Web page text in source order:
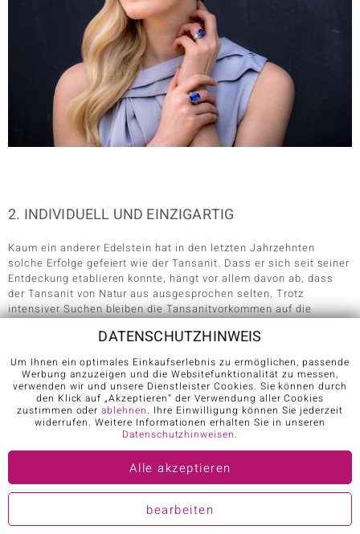
2. INDIVIDUELL UND EINZIGARTIG
Kaum ein anderer Edelstein hat in den letzten Jahrzehnten
solche Erfolge gefeiert wie der Tansanit. Dass er sich seit seiner
Entdeckung etablieren konnte, hängt vor allem davon ab, dass
der Tansanit von Natur aus ausgesprochen selten. Trotz
intensiver Suchen bleiben die Tansanitvorkommen auf die
Vorkommen, dessen Vorräte bereits heutzutage nahezu
erschöpft sind. Aus diesem Grund wird schon in den nächsten 20
Jahren mit dem Versiegen der Tansanitvorkommen gerechnet.
Kein Wunder, dass Schmuck mit Tansanit so populär ist: Denn
kaum ein anderes Juwel drückt die Individualität und
Einzigartigkeit seiner Trägerin so gekonnt aus wie er. Seit
Anbeginn konzentrieren Schmuckdesigner von Tansanitschmuck
zu stellen. Schmuckstücke mit Tansanit sind oft zurückhaltend
und minimalistisch, können auf Wunsch aber auch auffällig und
extravagant daherkommen. Häufig zu sehen sindTansanit Ringe,
bei denen ein Tansanit als zentraler Eyecatcher kunstvoll
eingefasst wurde, um einen besonders filigranen Eindruck zu
DATENSCHUTZHINWEIS
Um Ihnen ein optimales Einkaufserlebnis zu ermöglichen, passende
Werbung anzuzeigen und die Websitefunktionalität zu messen,
verwenden wir und unsere Dienstleister Cookies. Sie können durch
den Klick auf „Akzeptieren“ der Verwendung aller Cookies
zustimmen oderablehnen. Ihre Einwilligung können Sie jederzeit
widerrufen. Weitere Informationen erhalten Sie in unseren
Datenschutzhinweisen.
Alle akzeptieren
bearbeiten